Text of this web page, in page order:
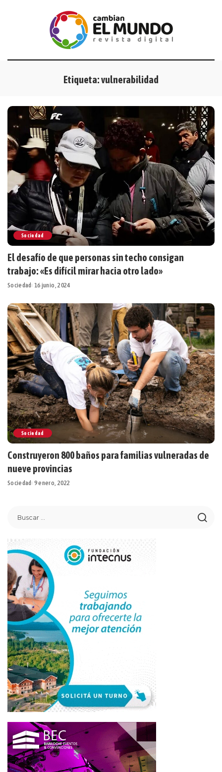
Etiqueta:vulnerabilidad
Sociedad
El desafío de que personas sin techo consigan
trabajo: «Es difícil mirar hacia otro lado»
Sociedad 16 junio, 2024
Sociedad
Construyeron 800 baños para familias vulneradas de
nueve provincias
Sociedad 9 enero, 2022